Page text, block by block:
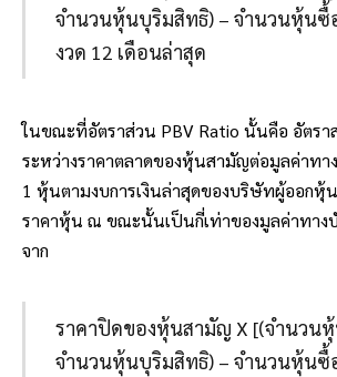
จำนวนหุ้นบุริมสิทธิ) – จำนวนหุ้นซื้
งวด 12 เดือนล่าสุด
ในขณะที่อัตราส่วน PBV Ratio นั้นคือ อัตรา
ระหว่างราคาตลาดของหุ้นสามัญต่อมูลค่าท
1 หุ้นตามงบการเงินล่าสุดของบริษัทผู้ออกหุ้
ราคาหุ้น ณ ขณะนั้นเป็นกี่เท่าของมูลค่าทา
จาก
ราคาปิดของหุ้นสามัญ X [(จำนวน
จำนวนหุ้นบุริมสิทธิ) – จำนวนหุ้น